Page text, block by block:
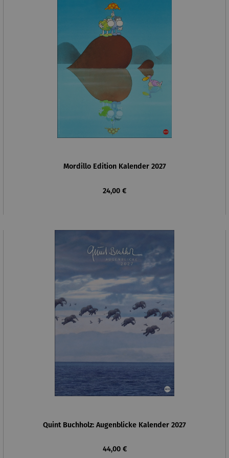
Mordillo Edition Kalender 2027
Regulärer Preis:
24,00 €
Quint Buchholz: Augenblicke Kalender 2027
Regulärer Preis:
44,00 €